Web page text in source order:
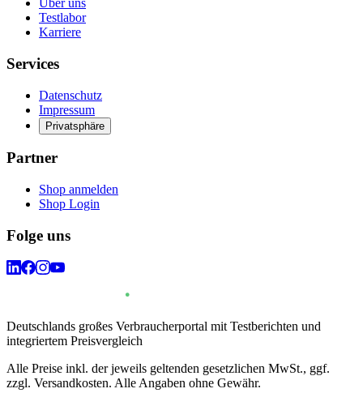
Über uns
Testlabor
Karriere
Services
Datenschutz
Impressum
Privatsphäre
Partner
Shop anmelden
Shop Login
Folge uns
Deutschlands großes Verbraucherportal mit Testberichten und
integriertem Preisvergleich
Alle Preise inkl. der jeweils geltenden gesetzlichen MwSt., ggf.
zzgl. Versandkosten. Alle Angaben ohne Gewähr.